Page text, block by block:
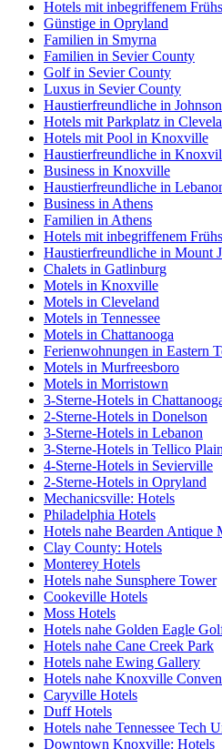
Hotels mit inbegriffenem
Günstige in Opryland
Familien in Smyrna
Familien in Sevier County
Golf in Sevier County
Luxus in Sevier County
Haustierfreundliche in
Hotels mit Parkplatz in
Hotels mit Pool in Knoxville
Haustierfreundliche in
Business in Knoxville
Haustierfreundliche in
Business in Athens
Familien in Athens
Hotels mit inbegriffenem
Haustierfreundliche in Mount
Chalets in Gatlinburg
Motels in Knoxville
Motels in Cleveland
Motels in Tennessee
Motels in Chattanooga
Ferienwohnungen in Eastern
Motels in Murfreesboro
Motels in Morristown
3-Sterne-Hotels in
2-Sterne-Hotels in Donelson
3-Sterne-Hotels in Lebanon
3-Sterne-Hotels in Tellico
4-Sterne-Hotels in Sevierville
2-Sterne-Hotels in Opryland
Mechanicsville: Hotels
Philadelphia Hotels
Hotels nahe Bearden Antique
Clay County: Hotels
Monterey Hotels
Hotels nahe Sunsphere Tower
Cookeville Hotels
Moss Hotels
Hotels nahe Golden Eagle
Hotels nahe Cane Creek Park
Hotels nahe Ewing Gallery
Hotels nahe Knoxville
Caryville Hotels
Duff Hotels
Hotels nahe Tennessee Tech
Downtown Knoxville: Hotels